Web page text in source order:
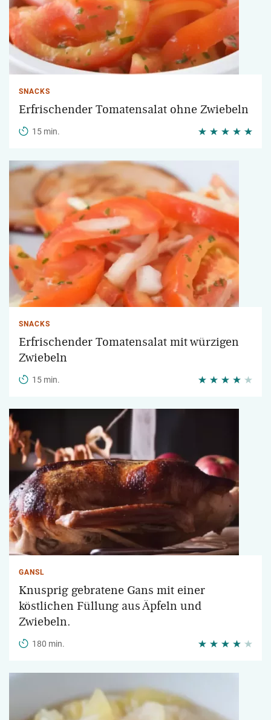
SNACKS
Erfrischender Tomatensalat ohne Zwiebeln
15 min.
SNACKS
Erfrischender Tomatensalat mit würzigen
Zwiebeln
15 min.
GANSL
Knusprig gebratene Gans mit einer
köstlichen Füllung aus Äpfeln und
Zwiebeln.
180 min.